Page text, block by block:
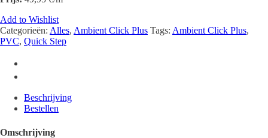
Add to Wishlist
Categorieën: Alles, Ambient Click Plus Tags: Ambient Click Plus,
PVC, Quick Step
Beschrijving
Bestellen
Omschrijving